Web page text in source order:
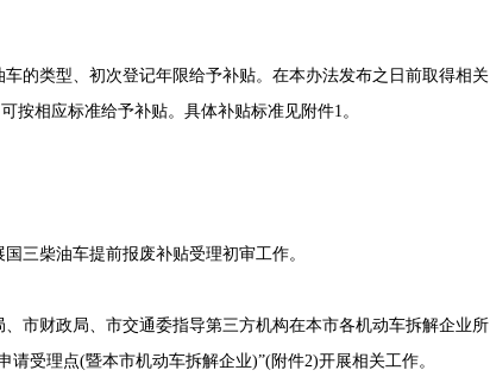
类型、初次登记年限给予补贴。在本办法发布之日前取得相关
按相应标准给予补贴。具体补贴标准见附件1。
柴油车提前报废补贴受理初审工作。
财政局、市交通委指导第三方机构在本市各机动车拆解企业所
受理点(暨本市机动车拆解企业)”(附件2)开展相关工作。